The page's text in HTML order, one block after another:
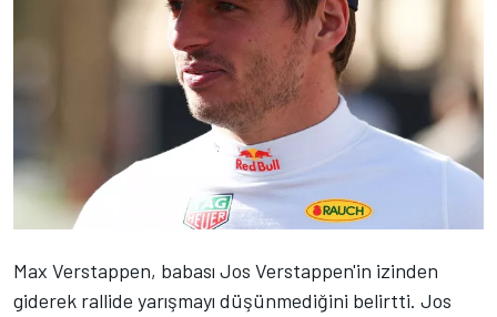
Max Verstappen, babası Jos Verstappen'in izinden
giderek rallide yarışmayı düşünmediğini belirtti. Jos